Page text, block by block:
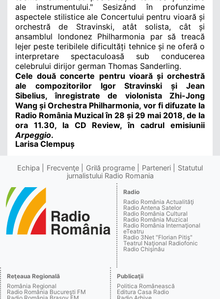
ale instrumentului." Sesizând în profunzime
aspectele stilistice ale Concertului pentru vioară și
orchestră de Stravinski, atât solista, cât și
ansamblul londonez Philharmonia par să treacă
lejer peste teribilele dificultăți tehnice și ne oferă o
interpretare spectaculoasă sub conducerea
celebrului dirijor german Thomas Sanderling.
Cele două concerte pentru vioară și orchestră
ale compozitorilor Igor Stravinski și Jean
Sibelius, înregistrate de violonista Zhi-Jong
Wang și Orchestra Philharmonia, vor fi difuzate la
Radio România Muzical în 28 și 29 mai 2018, de la
ora 11.30, la CD Review, în cadrul emisiunii
Arpeggio.
Larisa Clempuș
Echipa Frecvenţe Grilă programe Parteneri
Statutul
jurnalistului Radio Romania
Radio
Radio România Actualităţi
Radio Antena Satelor
Radio România Cultural
Radio România Muzical
Radio România Internaţional
eTeatru
Radio 3Net "Florian Pitiş"
Teatrul Naţional Radiofonic
Radio Chişinău
Reţeaua Regională
România Regional
Radio România Bucureşti FM
Publicaţii
Politica Românească
Editura Casa Radio